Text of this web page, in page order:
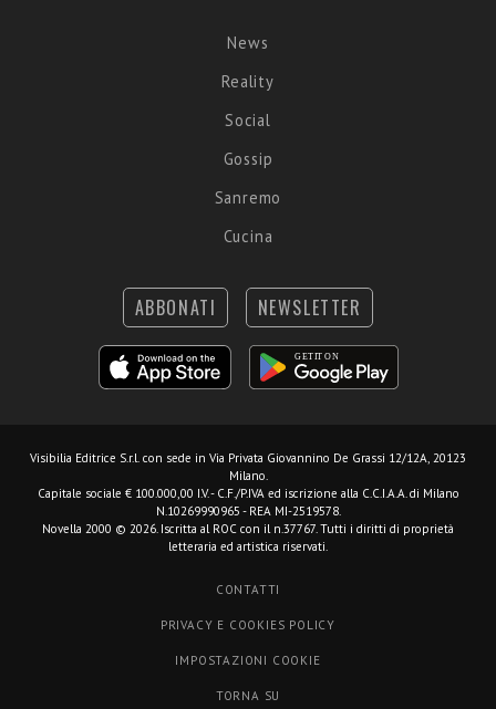
News
Reality
Social
Gossip
Sanremo
Cucina
ABBONATI NEWSLETTER
Visibilia Editrice S.r.l. con sede in Via Privata Giovannino De Grassi 12/12A, 20123
Milano.
Capitale sociale € 100.000,00 I.V. - C.F./P.IVA ed iscrizione alla C.C.I.A.A. di Milano
N.10269990965 - REA MI-2519578.
Novella 2000 © 2026. Iscritta al ROC con il n.37767. Tutti i diritti di proprietà
letteraria ed artistica riservati.
CONTATTI
PRIVACY E COOKIES POLICY
IMPOSTAZIONI COOKIE
TORNA SU